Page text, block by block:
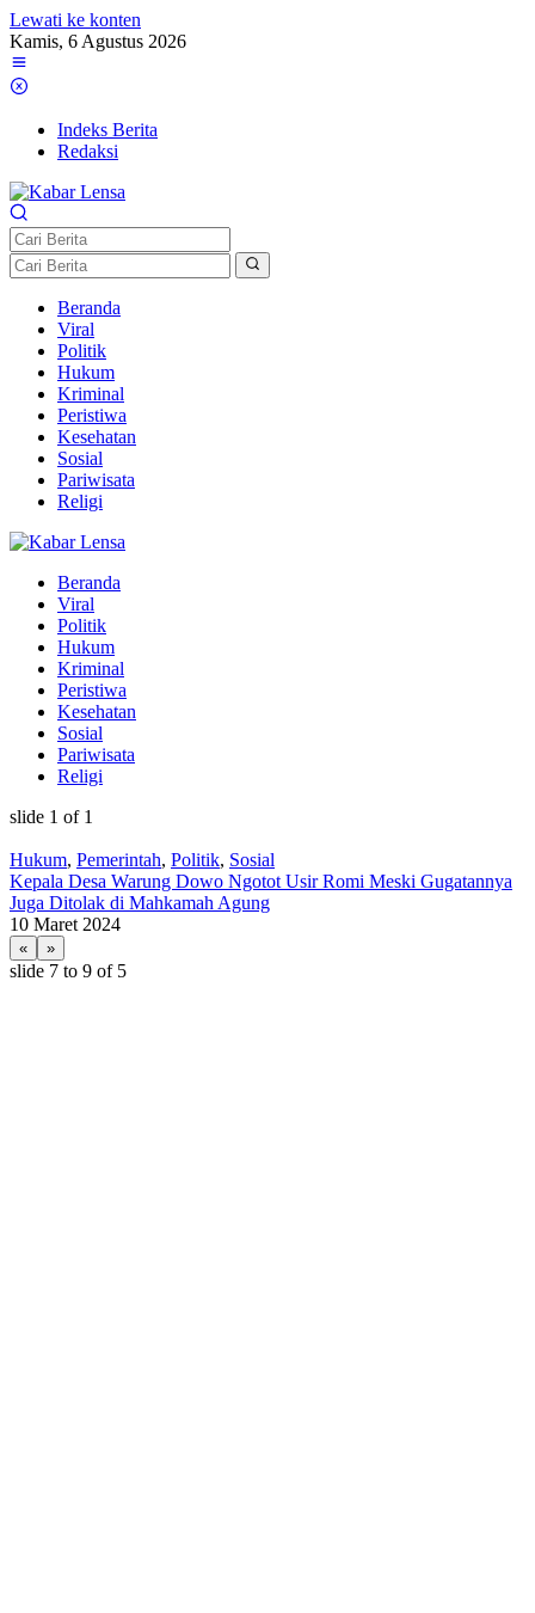
Lewati ke konten
Kamis, 6 Agustus 2026
Indeks Berita
Redaksi
Beranda
Viral
Politik
Hukum
Kriminal
Peristiwa
Kesehatan
Sosial
Pariwisata
Religi
Beranda
Viral
Politik
Hukum
Kriminal
Peristiwa
Kesehatan
Sosial
Pariwisata
Religi
slide 1 of 1
Hukum, Pemerintah, Politik, Sosial
Kepala Desa Warung Dowo Ngotot Usir Romi Meski Gugatannya
Juga Ditolak di Mahkamah Agung
10 Maret 2024
« »
slide 7 to 9 of 5